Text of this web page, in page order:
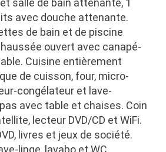
salle de bain attenante, 1
avec douche attenante.
de bain et de piscine
ouvert avec canapé-
Cuisine entièrement
de cuisson, four, micro-
congélateur et lave-
avec table et chaises. Coin
lecteur DVD/CD et WiFi.
livres et jeux de société.
linge, lavabo et WC.